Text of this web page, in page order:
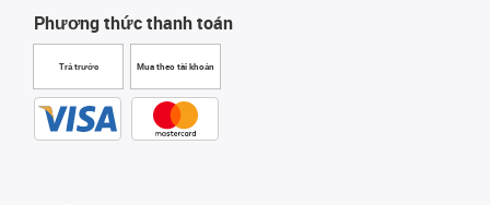
Phương thức thanh toán
Trả trước Mua theo tài khoản